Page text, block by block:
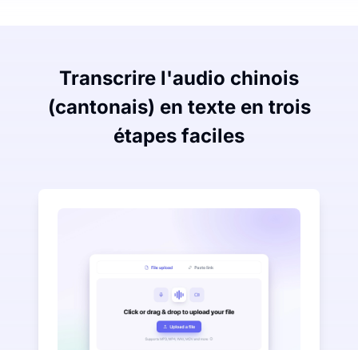
Transcrire l'audio chinois
(cantonais) en texte en trois
étapes faciles